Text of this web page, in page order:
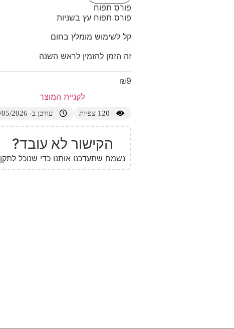
פורס תפוח
פורס תפוח עץ בשניות
קל לשימוש מומלץ בחום
זה הזמן להזמין לראש השנה
₪9
לקניית המוצר
120 צפיות עודכן ב- 25/05/2026
הקישור לא עובד?
נשמח שתעדכנו אותנו כדי שנוכל לתקן